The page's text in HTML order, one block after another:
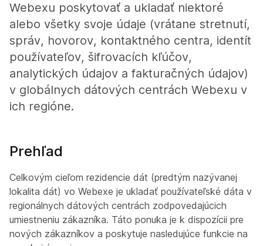
Webexu poskytovať a ukladať niektoré
alebo všetky svoje údaje (vrátane stretnutí,
správ, hovorov, kontaktného centra, identít
používateľov, šifrovacích kľúčov,
analytických údajov a fakturačných údajov)
v globálnych dátových centrách Webexu v
ich regióne.
Prehľad
Celkovým cieľom rezidencie dát (predtým nazývanej
lokalita dát) vo Webexe je ukladať používateľské dáta v
regionálnych dátových centrách zodpovedajúcich
umiestneniu zákazníka. Táto ponuka je k dispozícii pre
nových zákazníkov a poskytuje nasledujúce funkcie na